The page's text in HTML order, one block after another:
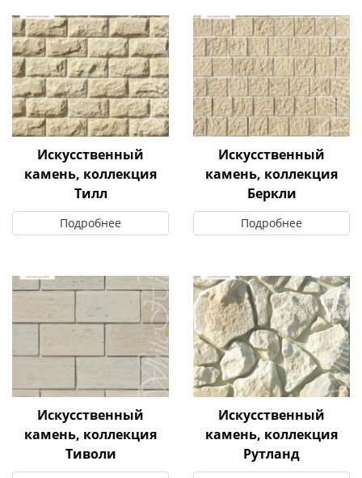
Искусственный
камень, коллекция
Тилл
Подробнее
Искусственный
камень, коллекция
Беркли
Подробнее
Искусственный
камень, коллекция
Тиволи
Искусственный
камень, коллекция
Рутланд